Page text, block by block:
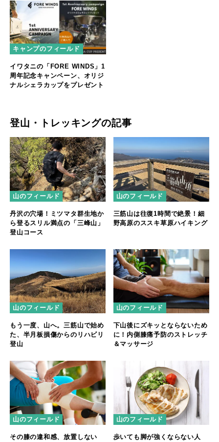
キャンプのフィールド
イワタニの「FORE WINDS」1
周年記念キャンペーン、オリジ
ナルシェラカップをプレゼント
登山・トレッキングの記事
山のフィールド
丹沢の穴場！ミツマタ群生地か
ら登るスリル満点の「三峰山」
登山コース
山のフィールド
三筋山は往復1時間で絶景！細
野高原のススキ草原ハイキング
山のフィールド
もう一度、山へ。三筋山で始め
た、半月板損傷からのリハビリ
登山
山のフィールド
下山後にズキッとならないため
に！内側膝痛予防のストレッチ
＆マッサージ
山のフィールド
その膝の違和感、放置しない
山のフィールド
歩いても脚が強くならない人